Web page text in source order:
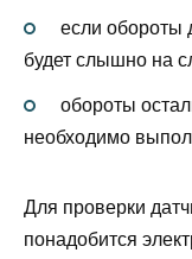
если обороты
будет слышно на
обороты
необходимо
Для проверки
понадобится